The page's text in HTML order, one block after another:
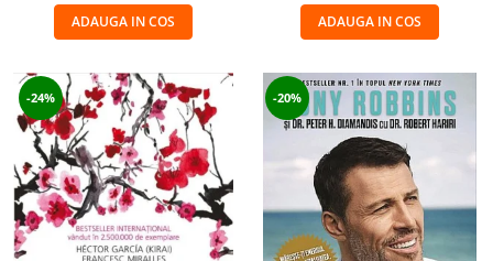
ADAUGA IN COS ADAUGA IN COS
-24% -20%